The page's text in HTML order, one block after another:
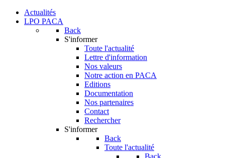
Actualités
LPO PACA
Back
S'informer
Toute l'actualité
Lettre d'information
Nos valeurs
Notre action en PACA
Editions
Documentation
Nos partenaires
Contact
Rechercher
S'informer
Back
Toute l'actualité
Back